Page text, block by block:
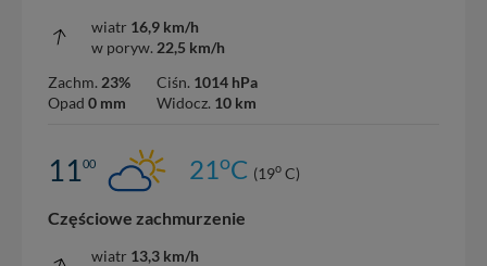
wiatr 16,9 km/h
w poryw. 22,5 km/h
Zachm. 23%
Opad 0 mm
Ciśn. 1014 hPa
Widocz. 10 km
1100 21oC (19o C)
Częściowe zachmurzenie
wiatr 13,3 km/h